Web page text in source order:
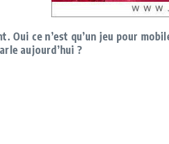
Oui ce n’est qu’un jeu pour
aujourd’hui ?